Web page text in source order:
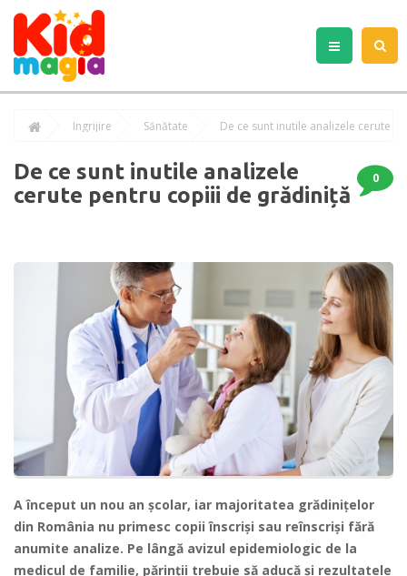
Îngrijire Sănătate De ce sunt inutile analizele cerute
De ce sunt inutile analizele
cerute pentru copiii de grădiniță
0
A început un nou an școlar, iar majoritatea grădinițelor
din România nu primesc copii înscriși sau reînscriși fără
anumite analize. Pe lângă avizul epidemiologic de la
medicul de familie, părinții trebuie să aducă și rezultatele